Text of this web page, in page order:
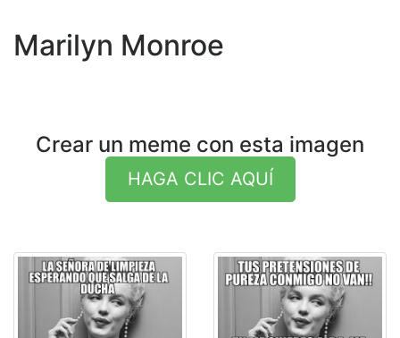
Marilyn Monroe
Crear un meme con esta imagen
HAGA CLIC AQUÍ